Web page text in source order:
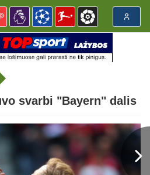
svarbi "Bayern" dalis